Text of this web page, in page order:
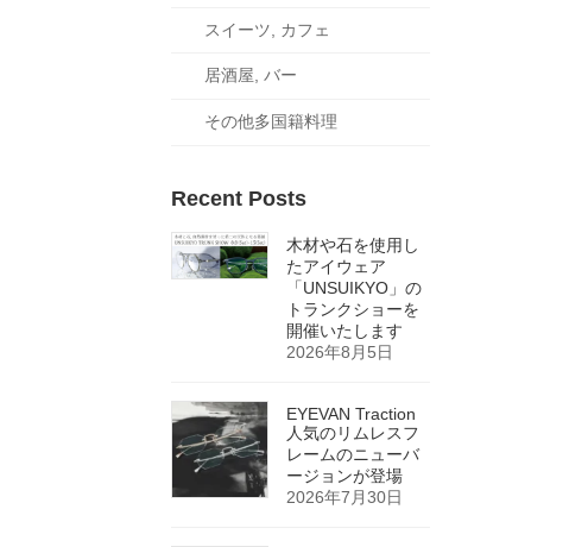
スイーツ, カフェ
居酒屋, バー
その他多国籍料理
Recent Posts
木材や石を使用し
たアイウェア
「UNSUIKYO」の
トランクショーを
開催いたします
2026年8月5日
EYEVAN Traction
人気のリムレスフ
レームのニューバ
ージョンが登場
2026年7月30日